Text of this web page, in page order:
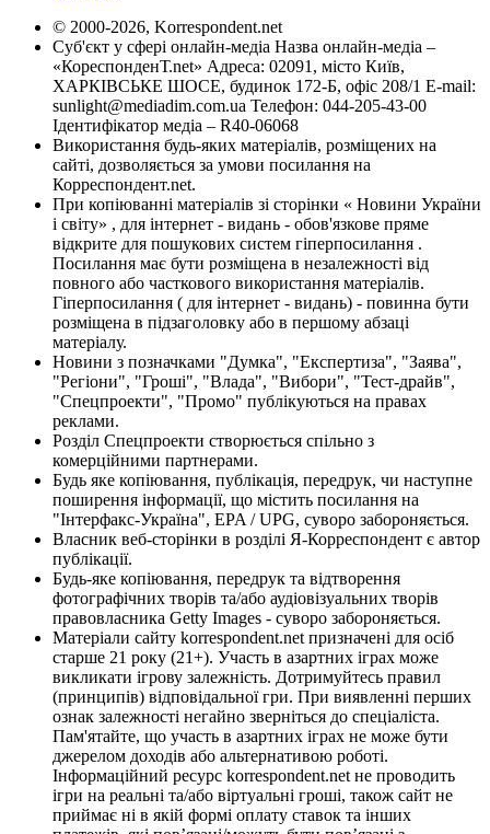
© 2000-2026, Korrespondent.net
Суб'єкт у сфері онлайн-медіа Назва онлайн-медіа –
«КореспонденТ.net» Адреса: 02091, місто Київ,
ХАРКІВСЬКЕ ШОСЕ, будинок 172-Б, офіс 208/1 E-mail:
sunlight@mediadim.com.ua Телефон: 044-205-43-00
Ідентифікатор медіа – R40-06068
Використання будь-яких матеріалів, розміщених на
сайті, дозволяється за умови посилання на
Корреспондент.net.
При копіюванні матеріалів зі сторінки « Новини України
і світу» , для інтернет - видань - обов'язкове пряме
відкрите для пошукових систем гіперпосилання .
Посилання має бути розміщена в незалежності від
повного або часткового використання матеріалів.
Гіперпосилання ( для інтернет - видань) - повинна бути
розміщена в підзаголовку або в першому абзаці
матеріалу.
Новини з позначками "Думка", "Експертиза", "Заява",
"Регіони", "Гроші", "Влада", "Вибори", "Тест-драйв",
"Спецпроекти", "Промо" публікуються на правах
реклами.
Розділ Спецпроекти створюється спільно з
комерційними партнерами.
Будь яке копіювання, публікація, передрук, чи наступне
поширення інформації, що містить посилання на
"Інтерфакс-Україна", EPA / UPG, суворо забороняється.
Власник веб-сторінки в розділі Я-Корреспондент є автор
публікації.
Будь-яке копіювання, передрук та відтворення
фотографічних творів та/або аудіовізуальних творів
правовласника Getty Images - суворо забороняється.
Матеріали сайту korrespondent.net призначені для осіб
старше 21 року (21+). Участь в азартних іграх може
викликати ігрову залежність. Дотримуйтесь правил
(принципів) відповідальної гри. При виявленні перших
ознак залежності негайно зверніться до спеціаліста.
Пам'ятайте, що участь в азартних іграх не може бути
джерелом доходів або альтернативою роботі.
Інформаційний ресурс korrespondent.net не проводить
ігри на реальні та/або віртуальні гроші, також сайт не
приймає ні в якій формі оплату ставок та інших